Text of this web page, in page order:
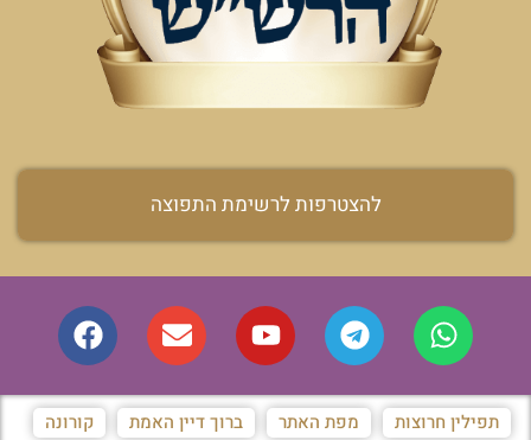
להצטרפות לרשימת התפוצה
תפילין חרוצות מפת האתר ברוך דיין האמת קורונה